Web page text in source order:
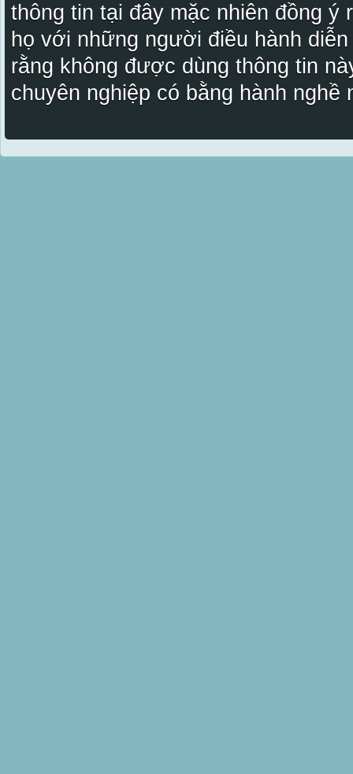
thông tin tại đây mặc nhiên đồng ý
họ với những người điều hành
rằng không được dùng thông tin
chuyên nghiệp có bằng hành